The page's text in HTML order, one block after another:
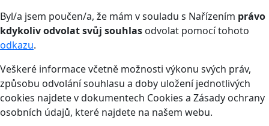
Byl/a jsem poučen/a, že mám v souladu s Nařízením právo
kdykoliv odvolat svůj souhlas odvolat pomocí tohoto
odkazu.
Veškeré informace včetně možnosti výkonu svých práv,
způsobu odvolání souhlasu a doby uložení jednotlivých
cookies najdete v dokumentech Cookies a Zásady ochrany
osobních údajů, které najdete na našem webu.